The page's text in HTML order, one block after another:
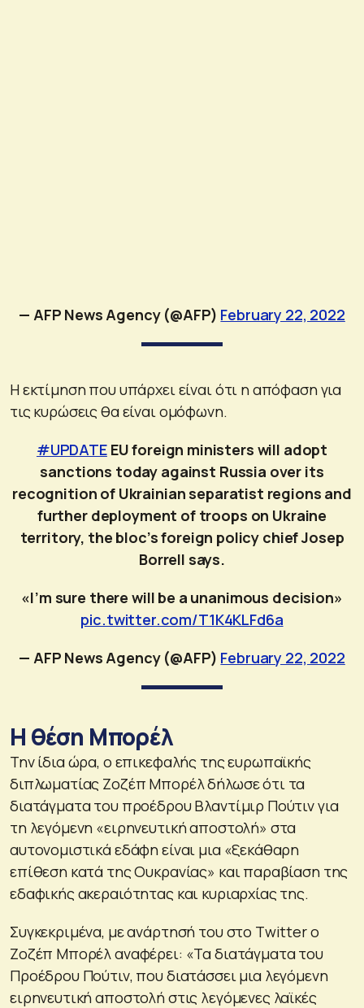
— AFP News Agency (@AFP) February 22, 2022
Η εκτίμηση που υπάρχει είναι ότι η απόφαση για
τις κυρώσεις θα είναι ομόφωνη.
#UPDATEEU foreign ministers will adopt
sanctions today against Russia over its
recognition of Ukrainian separatist regions and
further deployment of troops on Ukraine
territory, the bloc’s foreign policy chief Josep
Borrell says.
«I’m sure there will be a unanimous decision»
pic.twitter.com/T1K4KLFd6a
— AFP News Agency (@AFP) February 22, 2022
Η θέση Μπορέλ
Την ίδια ώρα, ο επικεφαλής της ευρωπαϊκής
διπλωματίας Ζοζέπ Μπορέλ δήλωσε ότι τα
διατάγματα του προέδρου Βλαντίμιρ Πούτιν για
τη λεγόμενη «ειρηνευτική αποστολή» στα
αυτονομιστικά εδάφη είναι μια «ξεκάθαρη
επίθεση κατά της Ουκρανίας» και παραβίαση της
εδαφικής ακεραιότητας και κυριαρχίας της.
Συγκεκριμένα, με ανάρτησή του στο Τwitter o
Ζοζέπ Μπορέλ αναφέρει: «Τα διατάγματα του
Προέδρου Πούτιν, που διατάσσει μια λεγόμενη
ειρηνευτική αποστολή στις λεγόμενες λαϊκές